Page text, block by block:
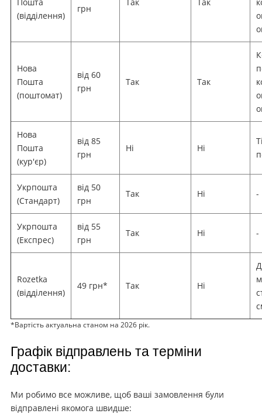
(відділення)
грн
Нова
Пошта
(поштомат)
від 60
грн
Так Так
Нова
Пошта
(кур'єр)
від 85
грн
Ні Ні
Укрпошта
(Стандарт)
від 50
грн
Так Ні -
Укрпошта
(Експрес)
від 55
грн
Так Ні -
Rozetka
(відділення)
49 грн* Так Ні
*Вартість актуальна станом на 2026 рік.
Графік відправлень та терміни
доставки:
Ми робимо все можливе, щоб ваші замовлення були
відправлені якомога швидше: